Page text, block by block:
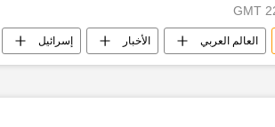
العالم العربي الأخبار إسرائيل
بنيامين نتنياهو